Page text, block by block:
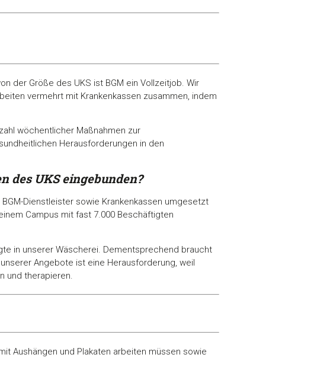
der Größe des UKS ist BGM ein Vollzeitjob. Wir
vermehrt mit Krankenkassen zusammen, indem
wöchentlicher Maßnahmen zur
Herausforderungen in den
des UKS eingebunden?
Dienstleister sowie Krankenkassen umgesetzt
Campus mit fast 7.000 Beschäftigten
in unserer Wäscherei. Dementsprechend braucht
Angebote ist eine Herausforderung, weil
und therapieren.
Aushängen und Plakaten arbeiten müssen sowie